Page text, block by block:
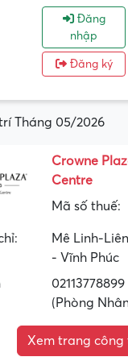
Đăng
nhập
Đăng ký
Tháng 05/2026
Crowne
Centre
Mã số thuế:
Mê Linh-
- Vĩnh Phúc
(Phòng
Xem trang công